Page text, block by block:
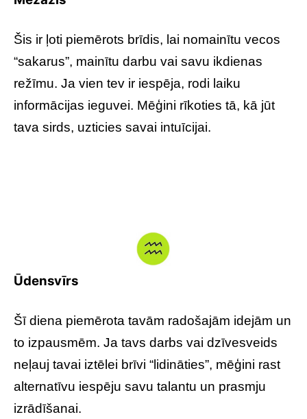
Šis ir ļoti piemērots brīdis, lai nomainītu vecos
“sakarus”, mainītu darbu vai savu ikdienas
režīmu. Ja vien tev ir iespēja, rodi laiku
informācijas ieguvei. Mēģini rīkoties tā, kā jūt
tava sirds, uzticies savai intuīcijai.
Ūdensvīrs
Šī diena piemērota tavām radošajām idejām un
to izpausmēm. Ja tavs darbs vai dzīvesveids
neļauj tavai iztēlei brīvi “lidināties”, mēģini rast
alternatīvu iespēju savu talantu un prasmju
izrādīšanai.